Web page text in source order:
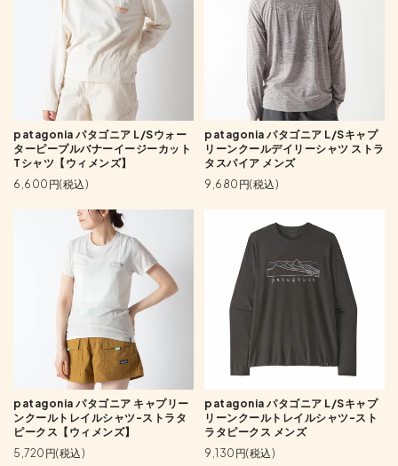
patagonia パタゴニア L/Sウォー
ターピープルバナーイージーカット
Tシャツ【ウィメンズ】
6,600円(税込)
patagonia パタゴニア L/Sキャプ
リーンクールデイリーシャツ ストラ
タスパイア メンズ
9,680円(税込)
patagonia パタゴニア キャプリー
ンクールトレイルシャツ-ストラタ
ピークス【ウィメンズ】
5,720円(税込)
patagonia パタゴニア L/Sキャプ
リーンクールトレイルシャツ-スト
ラタピークス メンズ
9,130円(税込)